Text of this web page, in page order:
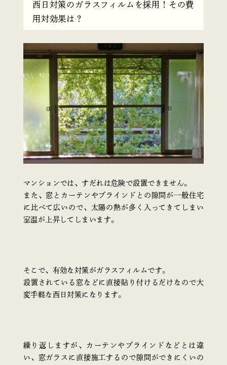
西日対策のガラスフィルムを採用！その費
用対効果は？
マンションでは、すだれは危険で設置できません。
また、窓とカーテンやブラインドとの隙間が一般住宅
に比べて広いので、太陽の熱が多く入ってきてしまい
室温が上昇してしまいます。
そこで、有効な対策がガラスフィルムです。
設置されている窓などに直接貼り付けるだけなので大
変手軽な西日対策になります。
繰り返しますが、カーテンやブラインドなどとは違
い、窓ガラスに直接施工するので隙間ができにくいの